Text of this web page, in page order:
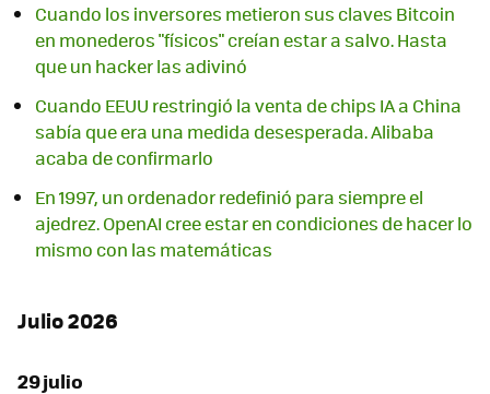
Cuando los inversores metieron sus claves Bitcoin
en monederos "físicos" creían estar a salvo. Hasta
que un hacker las adivinó
Cuando EEUU restringió la venta de chips IA a China
sabía que era una medida desesperada. Alibaba
acaba de confirmarlo
En 1997, un ordenador redefinió para siempre el
ajedrez. OpenAI cree estar en condiciones de hacer lo
mismo con las matemáticas
Julio 2026
29 julio